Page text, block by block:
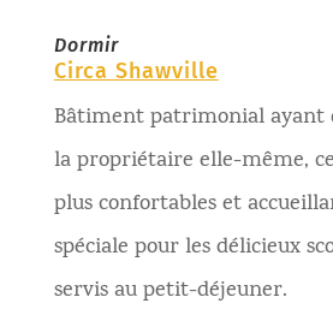
Dormir
Circa Shawville
Bâtiment patrimonial ayant
la propriétaire elle-même,
plus confortables et
spéciale pour les délicieux
servis au petit-déjeuner.